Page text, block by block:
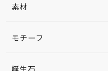
素材
モチーフ
誕生石